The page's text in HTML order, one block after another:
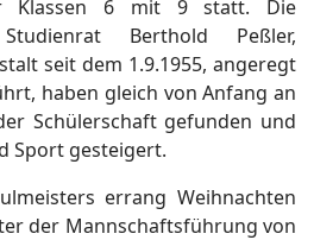
Klassen 6 mit 9 statt. Die
Berthold Peßler,
seit dem 1.9.1955, angeregt
haben gleich von Anfang an
Schülerschaft gefunden und
Sport gesteigert.
errang Weihnachten
der Mannschaftsführung von